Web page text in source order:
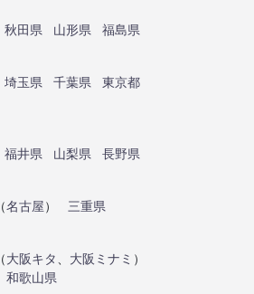
秋田県 山形県
福島県
埼玉県 千葉県
東京都
福井県 山梨県
長野県
（名古屋）
三重県
（大阪キタ 大阪ミナミ ）
和歌山県